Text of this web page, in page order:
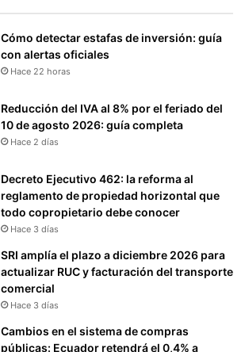
Cómo detectar estafas de inversión: guía
con alertas oficiales
Hace 22 horas
Reducción del IVA al 8% por el feriado del
10 de agosto 2026: guía completa
Hace 2 días
Decreto Ejecutivo 462: la reforma al
reglamento de propiedad horizontal que
todo copropietario debe conocer
Hace 3 días
SRI amplía el plazo a diciembre 2026 para
actualizar RUC y facturación del transporte
comercial
Hace 3 días
Cambios en el sistema de compras
públicas: Ecuador retendrá el 0,4% a